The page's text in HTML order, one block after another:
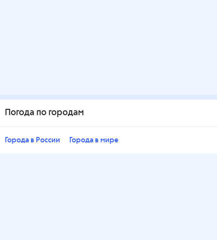
Погода по городам
Города в России Города в мире